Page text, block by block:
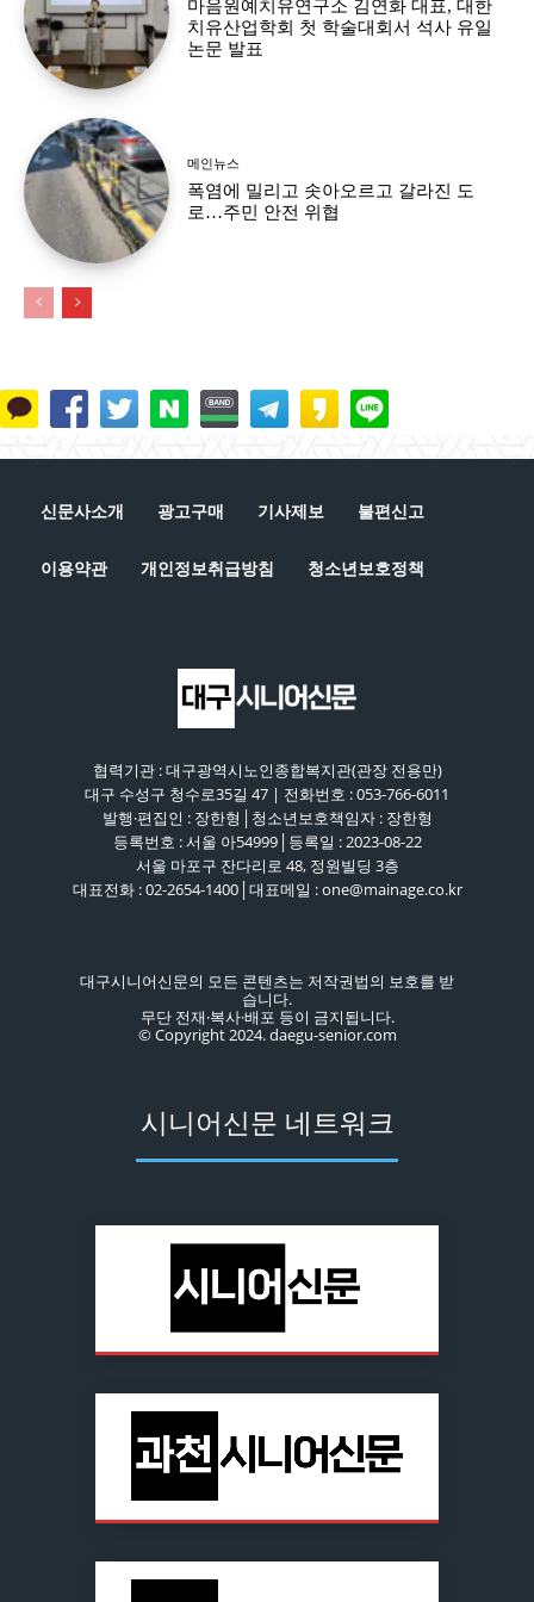
마음원예치유연구소 김연화 대표, 대한
치유산업학회 첫 학술대회서 석사 유일
논문 발표
메인뉴스
폭염에 밀리고 솟아오르고 갈라진 도
로…주민 안전 위협
신문사소개 광고구매 기사제보 불편신고
이용약관 개인정보취급방침 청소년보호정책
협력기관 : 대구광역시노인종합복지관(관장 전용만)
대구 수성구 청수로35길 47 | 전화번호 : 053-766-6011
발행·편집인 : 장한형│청소년보호책임자 : 장한형
등록번호 : 서울 아54999│등록일 : 2023-08-22
서울 마포구 잔다리로 48, 정원빌딩 3층
대표전화 : 02-2654-1400│대표메일 : one@mainage.co.kr
대구시니어신문의 모든 콘텐츠는 저작권법의 보호를 받
습니다.
무단 전재·복사·배포 등이 금지됩니다.
© Copyright 2024. daegu-senior.com
시니어신문 네트워크